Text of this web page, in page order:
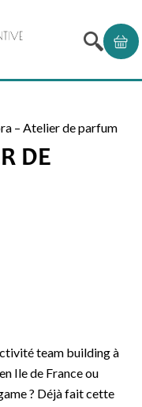
– Atelier de parfum
DE
team building à
Ile de France ou
? Déjà fait cette